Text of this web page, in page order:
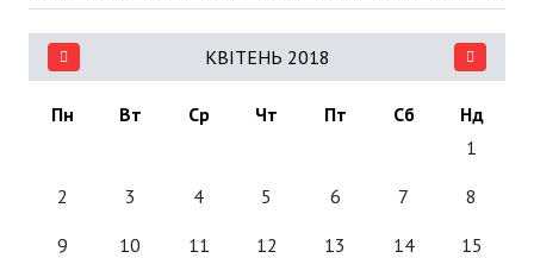
КВІТЕНЬ 2018
Пн Вт Ср Чт Пт Сб
Нд
1
2 3 4 5 6 7 8
9 10 11 12 13 14 15